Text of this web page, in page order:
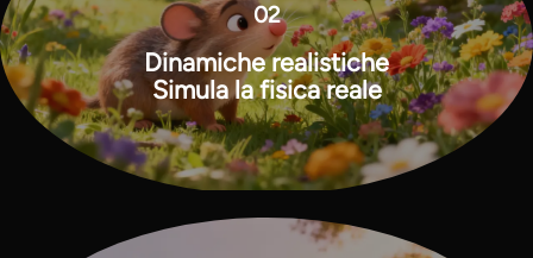
02
Dinamiche realistiche
Simula la fisica reale